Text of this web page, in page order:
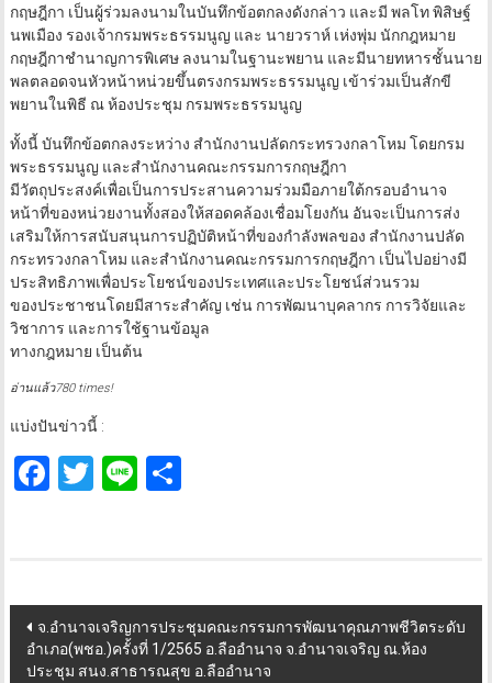
กฤษฎีกา เป็นผู้ร่วมลงนามในบันทึกข้อตกลงดังกล่าว และมี พลโท พิสิษฐ์
นพเมือง รองเจ้ากรมพระธรรมนูญ และ นายวราห์ เห่งพุ่ม นักกฎหมาย
กฤษฎีกาชำนาญการพิเศษ ลงนามในฐานะพยาน และมีนายทหารชั้นนาย
พลตลอดจนหัวหน้าหน่วยขึ้นตรงกรมพระธรรมนูญ เข้าร่วมเป็นสักขี
พยานในพิธี ณ ห้องประชุม กรมพระธรรมนูญ
ทั้งนี้ บันทึกข้อตกลงระหว่าง สำนักงานปลัดกระทรวงกลาโหม โดยกรม
พระธรรมนูญ และสำนักงานคณะกรรมการกฤษฎีกา
มีวัตถุประสงค์เพื่อเป็นการประสานความร่วมมือภายใต้กรอบอำนาจ
หน้าที่ของหน่วยงานทั้งสองให้สอดคล้องเชื่อมโยงกัน อันจะเป็นการส่ง
เสริมให้การสนับสนุนการปฏิบัติหน้าที่ของกำลังพลของ สำนักงานปลัด
กระทรวงกลาโหม และสำนักงานคณะกรรมการกฤษฎีกา เป็นไปอย่างมี
ประสิทธิภาพเพื่อประโยชน์ของประเทศและประโยชน์ส่วนรวม
ของประชาชนโดยมีสาระสำคัญ เช่น การพัฒนาบุคลากร การวิจัยและ
วิชาการ และการใช้ฐานข้อมูล
ทางกฎหมาย เป็นต้น
อ่านแล้ว780 times!
แบ่งปันข่าวนี้ :
Facebook
Twitter
LineShare
Post
navigation
จ.อำนาจเจริญการประชุมคณะกรรมการพัฒนาคุณภาพชีวิตระดับ
อำเภอ(พชอ.)ครั้งที่ 1/2565 อ.ลืออำนาจ จ.อำนาจเจริญ ณ.ห้อง
ประชุม สนง.สาธารณสุข อ.ลืออำนาจ